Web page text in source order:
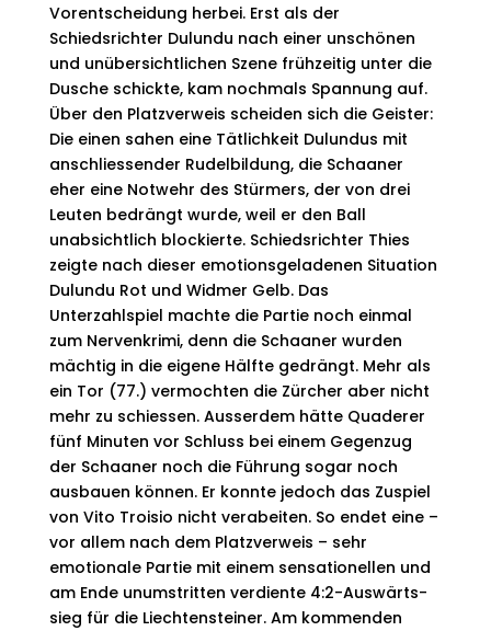
Vorentscheidung herbei. Erst als der
Schiedsrichter Dulundu nach einer unschönen
und unübersichtlichen Szene frühzeitig unter die
Dusche schickte, kam nochmals Spannung auf.
Über den Platzverweis scheiden sich die Geister:
Die einen sahen eine Tätlichkeit Dulundus mit
anschliessender Rudelbildung, die Schaaner
eher eine Notwehr des Stürmers, der von drei
Leuten bedrängt wurde, weil er den Ball
unabsichtlich blockierte. Schiedsrichter Thies
zeigte nach dieser emotionsgeladenen Situation
Dulundu Rot und Widmer Gelb. Das
Unterzahlspiel machte die Partie noch einmal
zum Nervenkrimi, denn die Schaaner wurden
mächtig in die eigene Hälfte gedrängt. Mehr als
ein Tor (77.) vermochten die Zürcher aber nicht
mehr zu schiessen. Ausserdem hätte Quaderer
fünf Minuten vor Schluss bei einem Gegenzug
der Schaaner noch die Führung sogar noch
ausbauen können. Er konnte jedoch das Zuspiel
von Vito Troisio nicht verabeiten. So endet eine –
vor allem nach dem Platzverweis – sehr
emotionale Partie mit einem sensationellen und
am Ende unumstritten verdiente 4:2-Auswärts­
sieg für die Liechtensteiner. Am kommenden